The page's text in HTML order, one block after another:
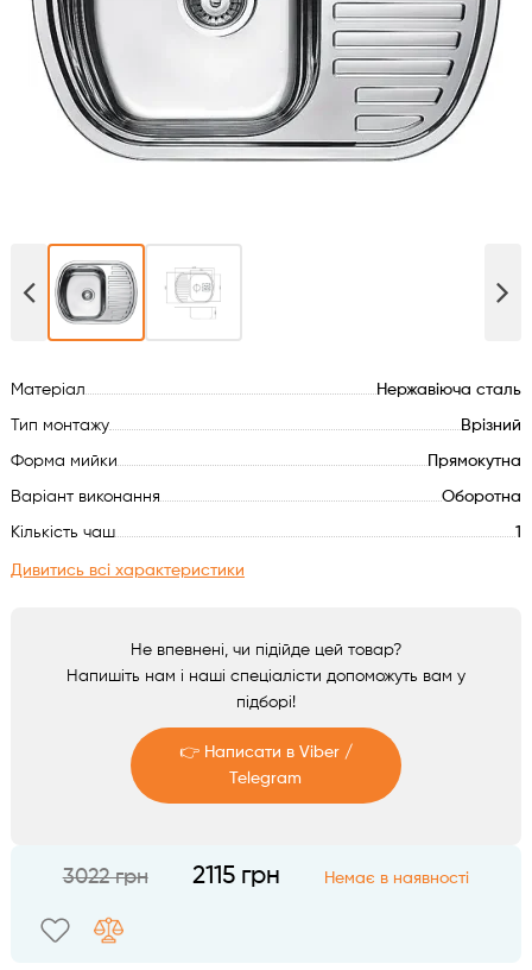
Духові шафи
Варильні поверхні
Посудомийки
Пральні машини
Холодильне обладнання
Аксесуари
Матеріал Нержавіюча сталь
Тип монтажу Врізний
Форма мийки Прямокутна
Варіант виконання Оборотна
Кількість чаш 1
Дивитись всі характеристики
Не впевнені, чи підійде цей товар?
Напишіть нам і наші спеціалісти допоможуть вам у
підборі!
👉 Написати в Viber /
Telegram
3022 грн 2115 грн Немає в наявності